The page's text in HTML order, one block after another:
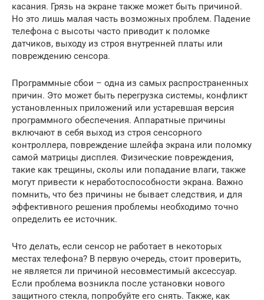
касания. Грязь на экране также может быть причиной.
Но это лишь малая часть возможных проблем. Падение
телефона с высоты часто приводит к поломке
датчиков, выходу из строя внутренней платы или
повреждению сенсора.
Программные сбои – одна из самых распространенных
причин. Это может быть перегрузка системы, конфликт
установленных приложений или устаревшая версия
программного обеспечения. Аппаратные причины
включают в себя выход из строя сенсорного
контроллера, повреждение шлейфа экрана или поломку
самой матрицы дисплея. Физические повреждения,
такие как трещины, сколы или попадание влаги, также
могут привести к неработоспособности экрана. Важно
помнить, что без причины не бывает следствия, и для
эффективного решения проблемы необходимо точно
определить ее источник.
Что делать, если сенсор не работает в некоторых
местах телефона? В первую очередь, стоит проверить,
не является ли причиной несовместимый аксессуар.
Если проблема возникла после установки нового
защитного стекла, попробуйте его снять. Также, как